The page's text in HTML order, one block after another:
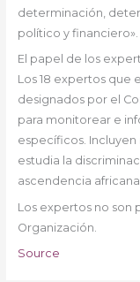
determinación,
político y financiero».
El papel de los
Los 18 expertos que
designados por el
para monitorear e
específicos.
estudia la
ascendencia
Los expertos no son
Organización.
Source